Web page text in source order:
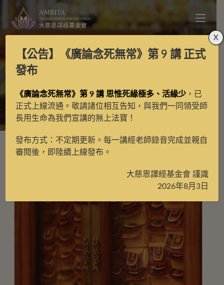
宗喀巴・善慧名稱大師
> 宗喀巴・善慧名稱大師
【公告】 《廣論念死無常》第 9 講正式
發布
《廣論念死無常》第 9 講 思惟死緣極多、活緣少 ，已
正式上線流通。敬請諸位相互告知，與我們一同領受師
長用生命為我們宣講的無上法寶！
發布方式：不定期更新。每一講經老師錄音完成並親自
審閱後，即陸續上線發布。
大慈恩譯經基金會 謹識
2026年8月3日
X